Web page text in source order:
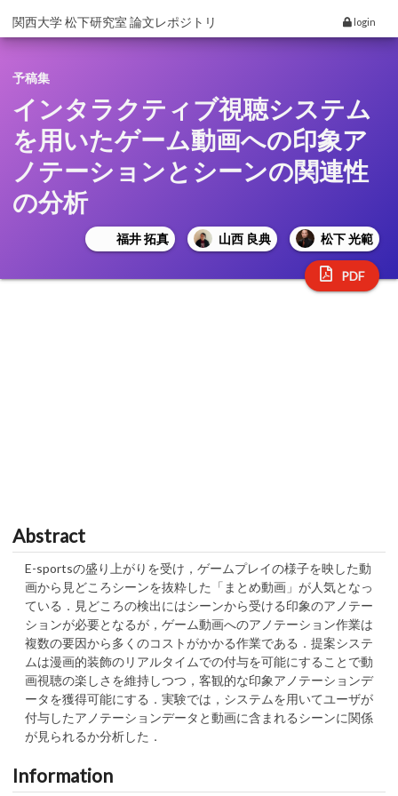
関西大学 松下研究室 論文レポジトリ login
予稿集
インタラクティブ視聴システム
を用いたゲーム動画への印象ア
ノテーションとシーンの関連性
の分析
福井 拓真 山西 良典 松下 光範
PDF
Abstract
E-sportsの盛り上がりを受け，ゲームプレイの様子を映した動
画から見どころシーンを抜粋した「まとめ動画」が人気となっ
ている．見どころの検出にはシーンから受ける印象のアノテー
ションが必要となるが，ゲーム動画へのアノテーション作業は
複数の要因から多くのコストがかかる作業である．提案システ
ムは漫画的装飾のリアルタイムでの付与を可能にすることで動
画視聴の楽しさを維持しつつ，客観的な印象アノテーションデ
ータを獲得可能にする．実験では，システムを用いてユーザが
付与したアノテーションデータと動画に含まれるシーンに関係
が見られるか分析した．
Information